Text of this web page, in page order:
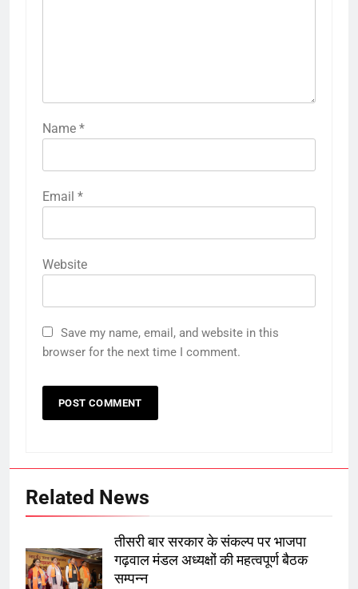
Name *
Email *
Website
Save my name, email, and website in this
browser for the next time I comment.
Related News
तीसरी बार सरकार के संकल्प पर भाजपा
गढ़वाल मंडल अध्यक्षों की महत्वपूर्ण बैठक
सम्पन्न